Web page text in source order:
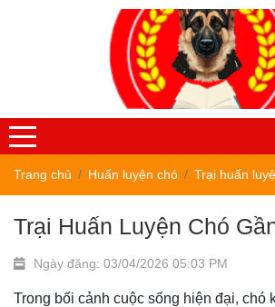
Trang chủ Huấn luyện chó Trại huấn
Trại Huấn Luyện Chó
Ngày đăng: 03/04/2026 05:03 PM
Trong bối cảnh cuộc sống hiện đại, chó